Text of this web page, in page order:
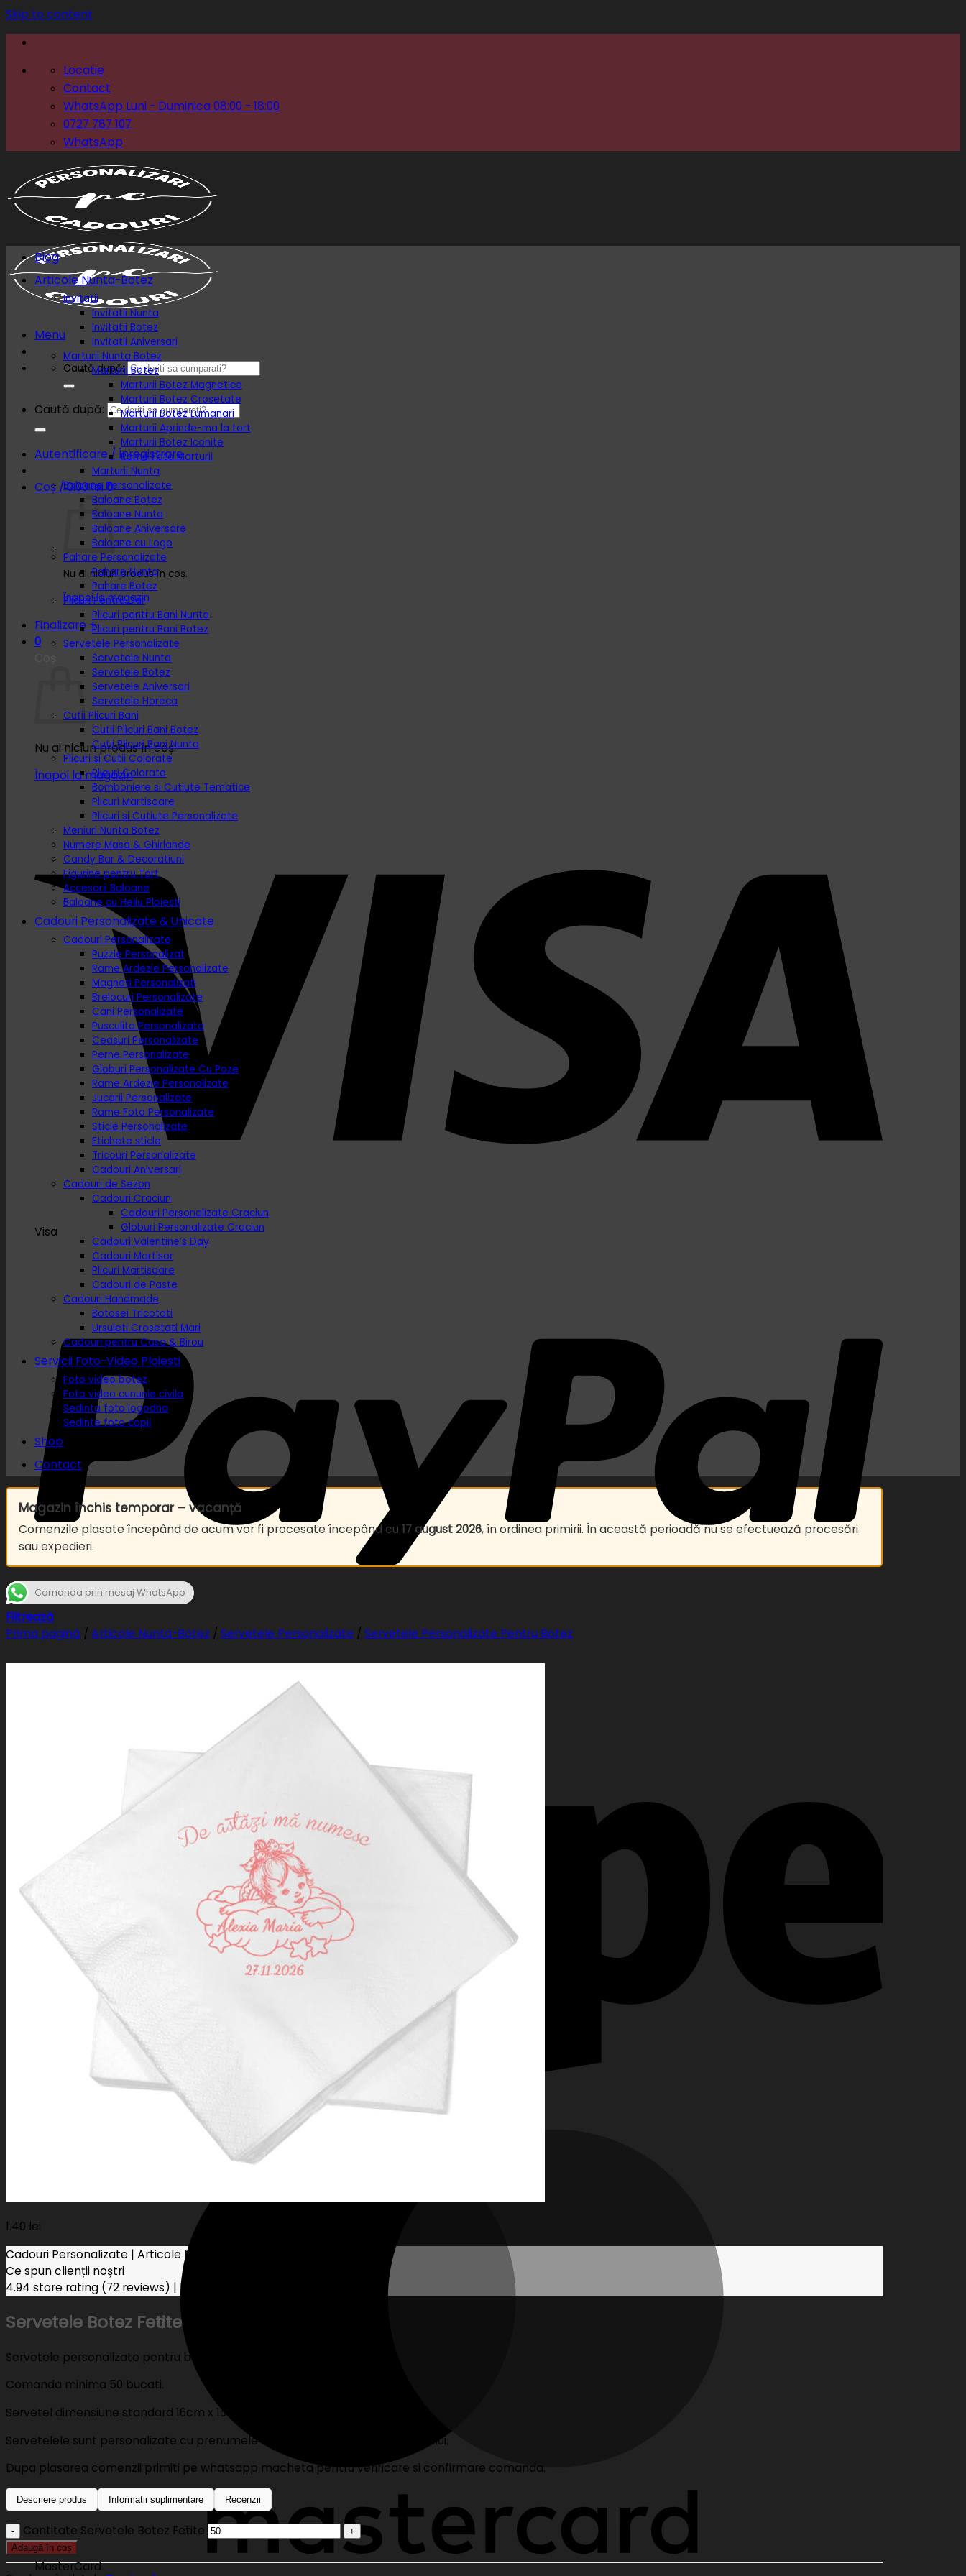
Skip to content
Locatie
Contact
WhatsApp Luni - Duminica 08:00 - 18:00
0727 787 107
WhatsApp
Menu
Caută după:
Caută după:
Autentificare / Înregistrare
Coș /0.00lei0
Nu ai niciun produs în coș.
Înapoi la magazin
Finalizare +
0
Nu ai niciun produs în coș.
Înapoi la magazin
Visa
MasterCard
Blog
Articole Nunta-Botez
Invitatii
Invitatii Nunta
Invitatii Botez
Invitatii Aniversari
Marturii Nunta Botez
Marturii Botez
Marturii Botez Magnetice
Marturii Botez Crosetate
Marturii Botez Lumanari
Marturii Aprinde-ma la tort
Marturii Botez Iconite
Rame Foto Marturii
Marturii Nunta
Baloane Personalizate
Baloane Botez
Baloane Nunta
Baloane Aniversare
Baloane cu Logo
Pahare Personalizate
Pahare Nunta
Pahare Botez
Plicuri Pentru Dar
Plicuri pentru Bani Nunta
Plicuri pentru Bani Botez
Servetele Personalizate
Servetele Nunta
Servetele Botez
Servetele Aniversari
Servetele Horeca
Cutii Plicuri Bani
Cutii Plicuri Bani Botez
Cutii Plicuri Bani Nunta
Plicuri si Cutii Colorate
Plicuri Colorate
Bomboniere si Cutiute Tematice
Plicuri Martisoare
Plicuri si Cutiute Personalizate
Meniuri Nunta Botez
Numere Masa & Ghirlande
Candy Bar & Decoratiuni
Figurine pentru Tort
Accesorii Baloane
Baloane cu Heliu Ploiesti
Cadouri Personalizate & Unicate
Cadouri Personalizate
Puzzle Personalizat
Rame Ardezie Personalizate
Magneti Personalizati
Brelocuri Personalizate
Cani Personalizate
Pusculita Personalizata
Ceasuri Personalizate
Perne Personalizate
Globuri Personalizate Cu Poze
Rame Ardezie Personalizate
Jucarii Personalizate
Rame Foto Personalizate
Sticle Personalizate
Etichete sticle
Tricouri Personalizate
Cadouri Aniversari
Cadouri de Sezon
Cadouri Craciun
Cadouri Personalizate Craciun
Globuri Personalizate Craciun
Cadouri Valentine’s Day
Cadouri Martisor
Plicuri Martisoare
Cadouri de Paste
Cadouri Handmade
Botosei Tricotati
Ursuleti Crosetati Mari
Cadouri pentru Casa & Birou
Servicii Foto-Video Ploiesti
Foto video botez
Foto video cununie civila
Sedinta foto logodna
Sedinte foto copii
Shop
Contact
Magazin închis temporar – vacanță
Comenzile plasate începând de acum vor fi procesate începând cu 17 august 2026, în ordinea primirii. În această perioadă nu se efectuează procesări
sau expedieri.
Comanda prin mesaj WhatsApp
Filtrează
Prima pagină / Articole Nunta-Botez / Servetele Personalizate / Servetele Personalizate Pentru Botez
1.40 lei
Cadouri Personalizate | Articole Nunta Botez
Ce spun clienții noștri
4.94 store rating (72 reviews) | 5.00 product rating
Servetele Botez Fetite
Servetele personalizate pentru botez fetite.
Comanda minima 50 bucati.
Servetel dimensiune standard 16cm x 16cm (desfasurat 33cm x 33cm).
Servetelele sunt personalizate cu prenumele bebelusului si data evenimentului.
Dupa plasarea comenzii primiti pe whatsapp macheta pentru verificare si confirmare comanda.
Descriere produs Informatii suplimentare Recenzii
Cantitate Servetele Botez Fetite
Adaugă în coș